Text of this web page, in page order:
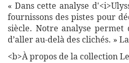
« Dans cette analyse
fournissons des pistes pour
siècle. Notre analyse
d’aller au-delà des clichés. »
<b>À propos de la collection